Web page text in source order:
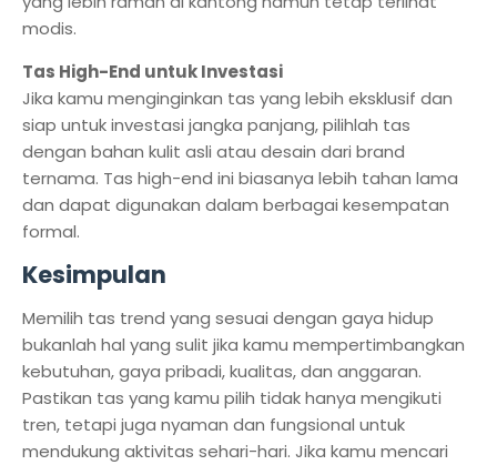
modis.
Tas High-End untuk Investasi
Jika kamu menginginkan tas yang lebih eksklusif dan
siap untuk investasi jangka panjang, pilihlah tas
dengan bahan kulit asli atau desain dari brand
ternama. Tas high-end ini biasanya lebih tahan lama
dan dapat digunakan dalam berbagai kesempatan
formal.
Kesimpulan
Memilih tas trend yang sesuai dengan gaya hidup
bukanlah hal yang sulit jika kamu mempertimbangkan
kebutuhan, gaya pribadi, kualitas, dan anggaran.
Pastikan tas yang kamu pilih tidak hanya mengikuti
tren, tetapi juga nyaman dan fungsional untuk
mendukung aktivitas sehari-hari. Jika kamu mencari